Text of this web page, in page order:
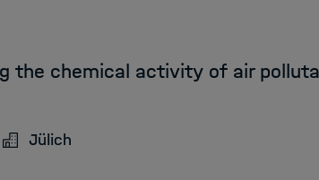
the chemical activity of air
Jülich